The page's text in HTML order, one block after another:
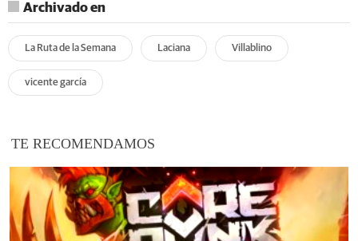
Archivado en
La Ruta de la Semana Laciana Villablino
vicente garcía
TE RECOMENDAMOS